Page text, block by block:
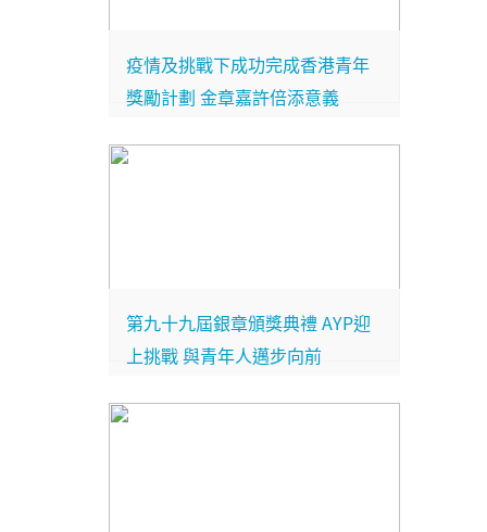
疫情及挑戰下成功完成香港青年
獎勵計劃 金章嘉許倍添意義
第九十九屆銀章頒獎典禮 AYP迎
上挑戰 與青年人邁步向前